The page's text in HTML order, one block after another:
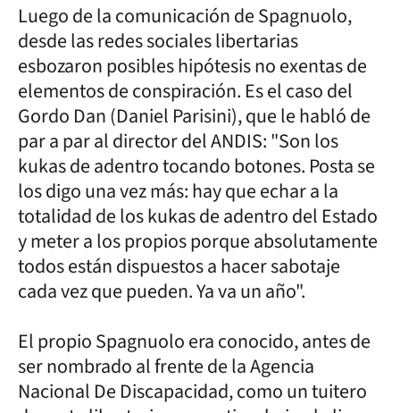
Luego de la comunicación de Spagnuolo,
desde las redes sociales libertarias
esbozaron posibles hipótesis no exentas de
elementos de conspiración. Es el caso del
Gordo Dan (Daniel Parisini), que le habló de
par a par al director del ANDIS: "Son los
kukas de adentro tocando botones. Posta se
los digo una vez más: hay que echar a la
totalidad de los kukas de adentro del Estado
y meter a los propios porque absolutamente
todos están dispuestos a hacer sabotaje
cada vez que pueden. Ya va un año".
El propio Spagnuolo era conocido, antes de
ser nombrado al frente de la Agencia
Nacional De Discapacidad, como un tuitero